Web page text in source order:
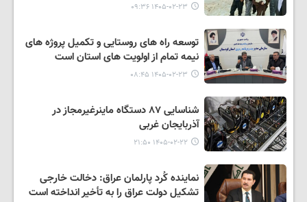
۱۴۰۵-۰۲-۲۳ ۰۹:۳۶
توسعه راه های روستایی و تکمیل پروژه های
نیمه تمام از اولویت های استان است
۱۴۰۵-۰۲-۲۳ ۰۸:۴۵
شناسایی ٨٧ دستگاه ماینرغیرمجاز در
آذربایجان غربی
۱۴۰۵-۰۲-۲۲ ۲۱:۵۰
نماینده کُرد پارلمان عراق: دخالت خارجی
تشکیل دولت عراق را به تأخیر انداخته است